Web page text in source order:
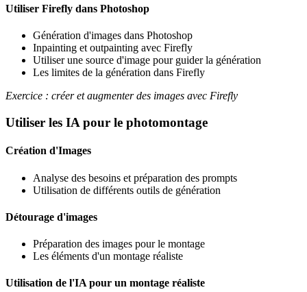
Utiliser Firefly dans Photoshop
Génération d'images dans Photoshop
Inpainting et outpainting avec Firefly
Utiliser une source d'image pour guider la génération
Les limites de la génération dans Firefly
Exercice : créer et augmenter des images avec Firefly
Utiliser les IA pour le photomontage
Création d'Images
Analyse des besoins et préparation des prompts
Utilisation de différents outils de génération
Détourage d'images
Préparation des images pour le montage
Les éléments d'un montage réaliste
Utilisation de l'IA pour un montage réaliste